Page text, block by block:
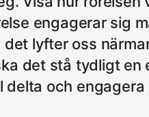
engagerar sig
lyfter oss
det stå tydligt
delta och